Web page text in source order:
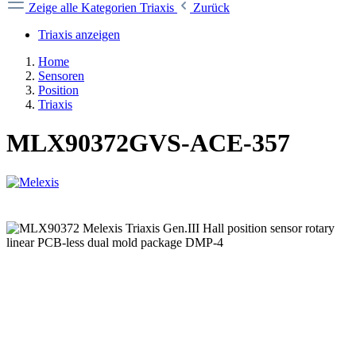
Zeige alle Kategorien Triaxis
Zurück
Triaxis anzeigen
Home
Sensoren
Position
Triaxis
MLX90372GVS-ACE-357